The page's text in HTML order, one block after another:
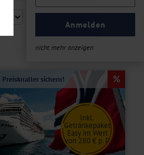
Anmelden
nicht mehr anzeigen
Inkl.
Getränkepaket
Easy im Wert
von 280 € p. P.
Preisknaller sichern!